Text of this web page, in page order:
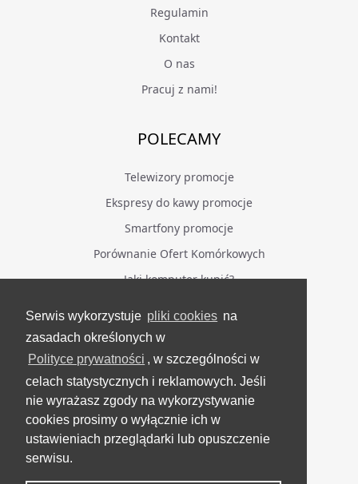
Serwis wykorzystuje pliki cookies na
zasadach określonych w
Polityce prywatności , w szczególności w
celach statystycznych i reklamowych. Jeśli
nie wyrażasz zgody na wykorzystywanie
cookies prosimy o wyłącznie ich w
ustawieniach przeglądarki lub opuszczenie
serwisu.
Regulamin
Kontakt
O nas
Pracuj z nami!
POLECAMY
Telewizory promocje
Ekspresy do kawy promocje
Smartfony promocje
Porównanie Ofert Komórkowych
Jaki komputer kupić?
BĄDŹ NA BIEŻĄCO
Facebook
Grupa Testerzy Videotestów
YouTube
Twitter